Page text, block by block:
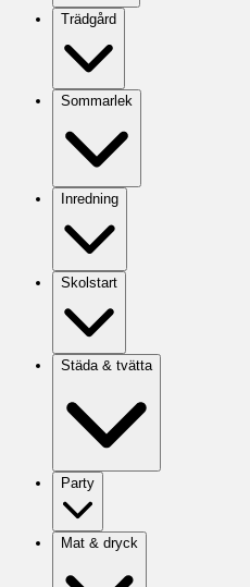
Trädgård
Sommarlek
Inredning
Skolstart
Städa & tvätta
Party
Mat & dryck